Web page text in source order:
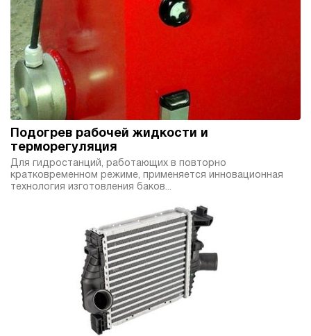
Подогрев рабочей жидкости и
терморегуляция
Для гидростанций, работающих в повторно
кратковременном режиме, применяется инновационная
технология изготовления баков...